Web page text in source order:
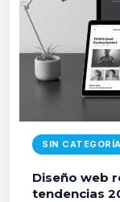
SIN CATEGORÍA
Diseño web
tendencias